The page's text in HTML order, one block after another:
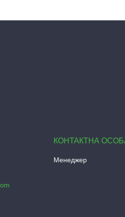
Менеджер